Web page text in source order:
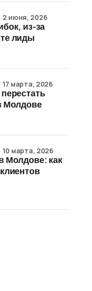
из-за
лиды
2 июня, 2026
Молдове
17 марта, 2026
Молдове: как
10 марта, 2026